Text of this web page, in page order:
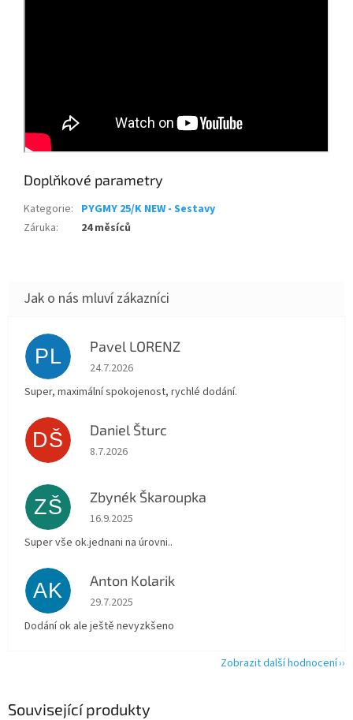
Související produkty
Doplňkové parametry
Kategorie: PYGMY 25/K NEW - Sestavy
Záruka: 24 měsíců
PL Pavel LORENZ
Hodnocení obchodu je 5 z 5 hvězdiček.
24.7.2026
Super, maximální spokojenost, rychlé dodání.
DŠ Daniel Šturc
Hodnocení obchodu je 5 z 5 hvězdiček.
8.7.2026
ZŠ Zbynék Škaroupka
Hodnocení obchodu je 5 z 5 hvězdiček.
16.9.2025
Super vše ok.jednani na úrovni..
AK Anton Kolarik
Hodnocení obchodu je 5 z 5 hvězdiček.
29.7.2025
Dodání ok ale ještě nevyzkšeno
Zobrazit další hodnocení